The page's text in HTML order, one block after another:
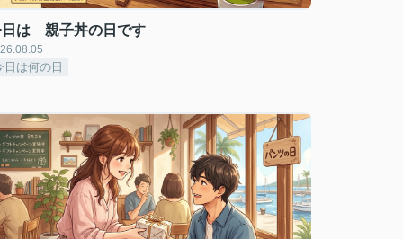
日は 親子丼の日です
日は何の日